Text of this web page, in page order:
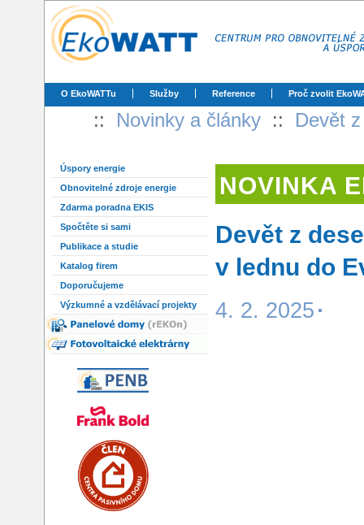
O EkoWATTu Služby Reference Proč zvolit
:: Novinky a články :: Devět
Úspory energie
Obnovitelné zdroje energie
Zdarma poradna EKIS
Spočtěte si sami
Publikace a studie
Katalog firem
Doporučujeme
Výzkumné a vzdělávací projekty
NOVINKA
Devět z
v lednu do
4. 2. 2025